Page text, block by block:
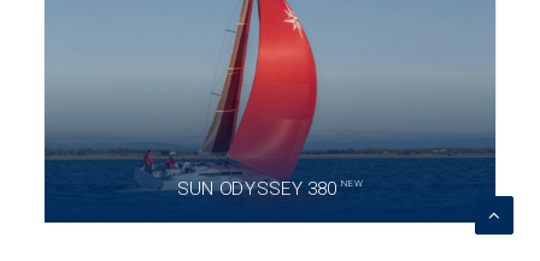
SUN ODYSSEY 380 NEW